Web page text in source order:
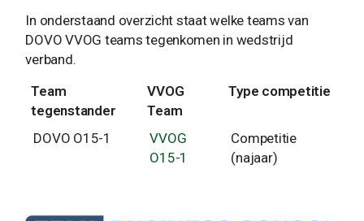
In onderstaand overzicht staat welke teams van
DOVO VVOG teams tegenkomen in wedstrijd
verband.
Team
tegenstander
VVOG
Team
Type competitie
DOVO O15-1
VVOG
O15-1
Competitie
(najaar)